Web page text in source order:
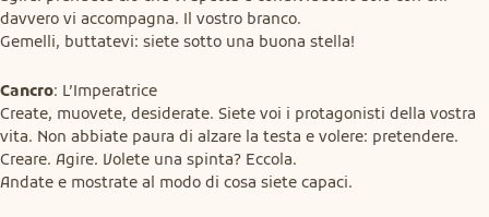
davvero vi accompagna. Il vostro branco.
Gemelli, buttatevi: siete sotto una buona stella!
Cancro: L’Imperatrice
Create, muovete, desiderate. Siete voi i protagonisti della vostra
vita. Non abbiate paura di alzare la testa e volere: pretendere.
Creare. Agire. Volete una spinta? Eccola.
Andate e mostrate al modo di cosa siete capaci.